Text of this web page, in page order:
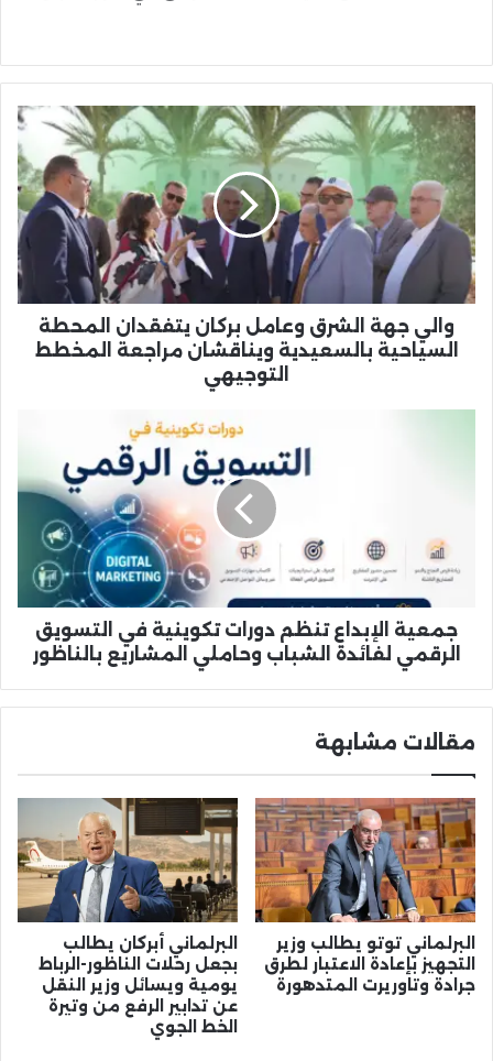
والي
جهة
الشرق
وعامل
بركان
يتفقدان
المحطة
السياحية
بالسعيدية
ويناقشان
مراجعة
والي جهة الشرق وعامل بركان يتفقدان المحطة
السياحية بالسعيدية ويناقشان مراجعة المخطط
التوجيهي
التسويق
الرقمي
الشباب
وحاملي
جمعية الإبداع تنظم دورات تكوينية في التسويق
الرقمي لفائدة الشباب وحاملي المشاريع بالناظور
مقالات مشابهة
البرلماني توتو يطالب وزير
التجهيز بإعادة الاعتبار لطرق
جرادة وتاوريرت المتدهورة
البرلماني أبركان يطالب
بجعل رحلات الناظور-الرباط
يومية ويسائل وزير النقل
عن تدابير الرفع من وتيرة
الخط الجوي